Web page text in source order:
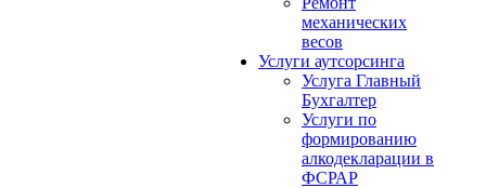
механических
весов
Услуги аутсорсинга
Услуга Главный
Бухгалтер
Услуги по
формированию
алкодекларации в
ФСРАР